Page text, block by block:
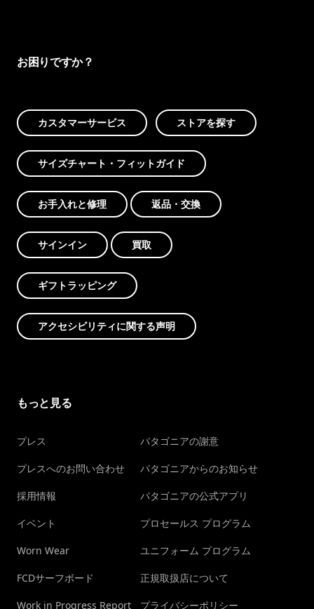
お困りですか？
カスタマーサービス ストアを探す
サイズチャート・フィットガイド
お手入れと修理 返品・交換
サインイン 買取
ギフトラッピング
アクセシビリティに関する声明
もっと見る
プレス
プレスへのお問い合わせ
採用情報
イベント
Worn Wear
FCDサーフボード
Work in Progress Report
パタゴニアの謝意
パタゴニアからのお知らせ
パタゴニアの公式アプリ
プロセールス プログラム
ユニフォーム プログラム
正規取扱店について
プライバシーポリシー